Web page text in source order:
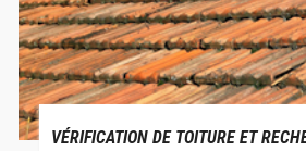
VÉRIFICATION DE TOITURE ET